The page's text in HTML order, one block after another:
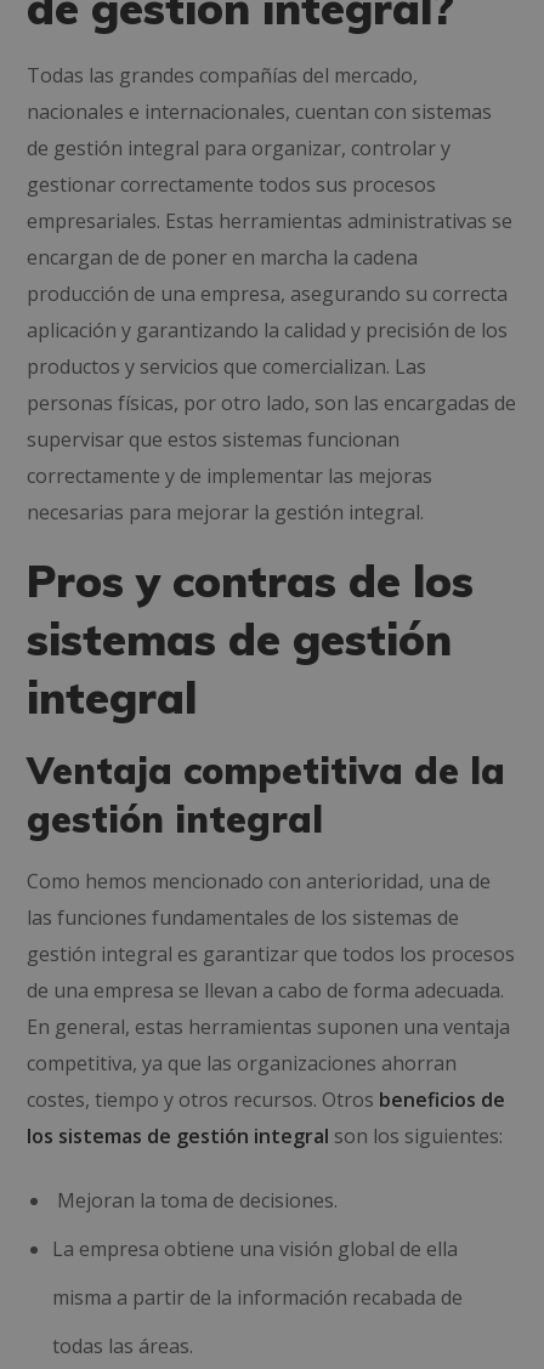
Todas las grandes compañías del mercado,
nacionales e internacionales, cuentan con sistemas
de gestión integral para organizar, controlar y
gestionar correctamente todos sus procesos
empresariales. Estas herramientas administrativas se
encargan de de poner en marcha la cadena
producción de una empresa, asegurando su correcta
aplicación y garantizando la calidad y precisión de los
productos y servicios que comercializan. Las
personas físicas, por otro lado, son las encargadas de
supervisar que estos sistemas funcionan
correctamente y de implementar las mejoras
necesarias para mejorar la gestión integral.
Pros y contras de los
sistemas de gestión
integral
Ventaja competitiva de la
gestión integral
Como hemos mencionado con anterioridad, una de
las funciones fundamentales de los sistemas de
gestión integral es garantizar que todos los procesos
de una empresa se llevan a cabo de forma adecuada.
En general, estas herramientas suponen una ventaja
competitiva, ya que las organizaciones ahorran
costes, tiempo y otros recursos. Otros beneficios de
los sistemas de gestión integral son los siguientes:
Mejoran la toma de decisiones.
La empresa obtiene una visión global de ella
misma a partir de la información recabada de
todas las áreas.